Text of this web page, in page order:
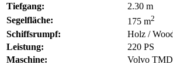
Tiefgang:
2.30 m
Segelfläche:
175 m2
Schiffsrumpf:
Holz /
Leistung:
220 PS
Maschine:
Volvo